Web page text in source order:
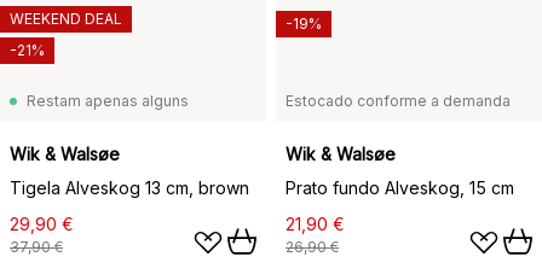
Restam apenas alguns
Wik & Walsøe
Tigela Alveskog 13 cm, brown
29,90 €
37,90 €
WEEKEND DEAL
-21%
Estocado conforme a demanda
Wik & Walsøe
Prato fundo Alveskog, 15 cm
21,90 €
26,90 €
-19%